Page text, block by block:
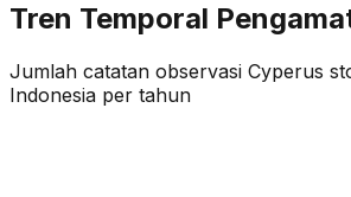
Tren Temporal
Jumlah catatan observasi Cyperus
Indonesia per tahun